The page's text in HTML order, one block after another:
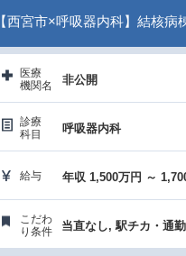
【西宮市×呼吸器内科】結核
医療
機関名
非公開
診療
科目
呼吸器内科
給与 年収 1,500万円 ～
こだわ
り条件
当直なし, 駅チカ・通